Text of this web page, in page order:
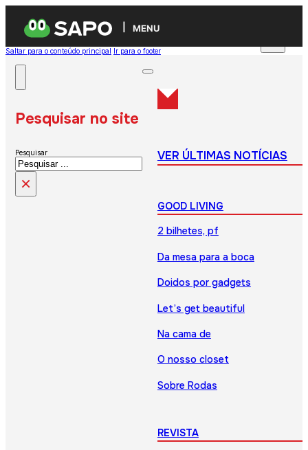
MENU
Saltar para o conteúdo principal Ir para o footer
Pesquisar no site
Pesquisar
×
VER ÚLTIMAS NOTÍCIAS
GOOD LIVING
2 bilhetes, pf
Da mesa para a boca
Doidos por gadgets
Let’s get beautiful
Na cama de
O nosso closet
Sobre Rodas
REVISTA